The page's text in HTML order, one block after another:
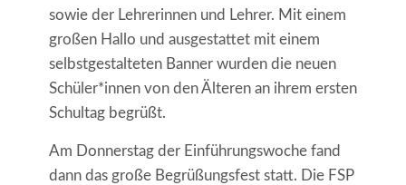
sowie der Lehrerinnen und Lehrer. Mit einem
großen Hallo und ausgestattet mit einem
selbstgestalteten Banner wurden die neuen
Schüler*innen von den Älteren an ihrem ersten
Schultag begrüßt.
Am Donnerstag der Einführungswoche fand
dann das große Begrüßungsfest statt. Die FSP